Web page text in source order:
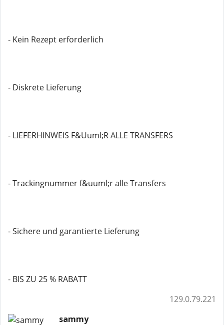
- Kein Rezept erforderlich
- Diskrete Lieferung
- LIEFERHINWEIS F&Uuml;R ALLE TRANSFERS
- Trackingnummer f&uuml;r alle Transfers
- Sichere und garantierte Lieferung
- BIS ZU 25 % RABATT
129.0.79.221
sammy